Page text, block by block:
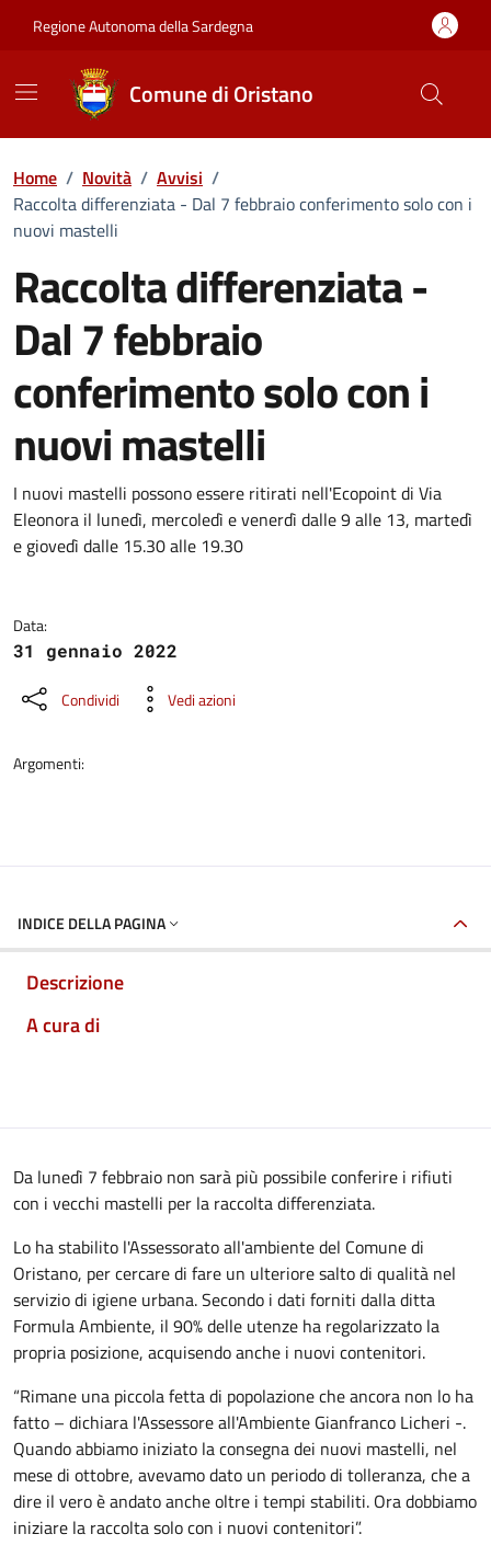
Regione Autonoma della Sardegna
Comune di Oristano
Home / Novità / Avvisi /
Raccolta differenziata - Dal 7 febbraio conferimento solo con i
nuovi mastelli
Raccolta differenziata -
Dal 7 febbraio
conferimento solo con i
nuovi mastelli
Dettagli della notizia
I nuovi mastelli possono essere ritirati nell'Ecopoint di Via
Eleonora il lunedì, mercoledì e venerdì dalle 9 alle 13, martedì
e giovedì dalle 15.30 alle 19.30
Data:
31 gennaio 2022
Condividi Vedi azioni
Argomenti:
INDICE DELLA PAGINA
Descrizione
A cura di
Da lunedì 7 febbraio non sarà più possibile conferire i rifiuti
con i vecchi mastelli per la raccolta differenziata.
Lo ha stabilito l'Assessorato all'ambiente del Comune di
Oristano, per cercare di fare un ulteriore salto di qualità nel
servizio di igiene urbana. Secondo i dati forniti dalla ditta
Formula Ambiente, il 90% delle utenze ha regolarizzato la
propria posizione, acquisendo anche i nuovi contenitori.
“Rimane una piccola fetta di popolazione che ancora non lo ha
fatto – dichiara l'Assessore all'Ambiente Gianfranco Licheri -.
Quando abbiamo iniziato la consegna dei nuovi mastelli, nel
mese di ottobre, avevamo dato un periodo di tolleranza, che a
dire il vero è andato anche oltre i tempi stabiliti. Ora dobbiamo
iniziare la raccolta solo con i nuovi contenitori”.